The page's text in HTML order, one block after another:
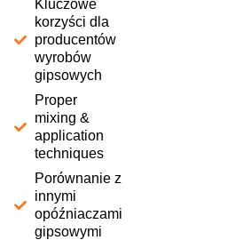
Kluczowe
korzyści dla
producentów
wyrobów
gipsowych
Proper
mixing &
application
techniques
Porównanie z
innymi
opóźniaczami
gipsowymi